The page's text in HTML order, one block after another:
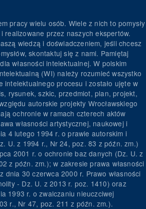
pracy wielu osób. Wiele z nich to pomysły
realizowane przez naszych ekspertów.
wiedzą i doświadczeniem, jeśli chcesz
skontaktuj się z nami. Pamiętaj
własności intelektualnej. W polskim
(WI) należy rozumieć wszystko
intelektualnego procesu i zostało ujęte w
rysunek, szkic, przedmiot, plan, projekt,
autorskie projekty Wrocławskiego
ochronie w ramach czterech aktów
własności artystycznej, naukowej i
4 lutego 1994 r. o prawie autorskim i
U. z 1994 r., Nr 24, poz. 83 z późn. zm.)
2001 r. o ochronie baz danych (Dz. U. z
z późn. zm.); w zakresie prawa własności
dnia 30 czerwca 2000 r. Prawo własności
- Dz. U. z 2013 r. poz. 1410) oraz
1993 r. o zwalczaniu nieuczciwej
r., Nr 47, poz. 211 z późn. zm.).